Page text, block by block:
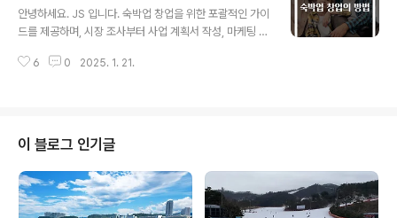
할 수 있는 장점이 있습니다. 이 글에서는 중소형 호텔 창업
에 대한 자세한 지침을 제공하며, 성공적인 호텔을 운영하
단계는 시장 조사를 통해 목표 고객층과 그들의 요구를 이
안녕하세요. JS 입니다. 숙박업 창업을 위한 포괄적인 가이
드를 제공하며, 시장 조사부터 사업 계획서 작성, 마케팅 전
기숙박업 창업을 고려하는 데 있어 가장 먼저 알아야 할 것
고객의 기대를 초과해야 하며, 이는 고객의 재방문을 유도
하는 중요한 요소가 됩니다. 예를 들어, 고급 호텔의 경우
고급스러운 인테리어와 개인 맞춤형 서비스를 제공하여 고
객에게 잊지 못할 경험을 선사합니다. 이런 경험은 고객이
해당 호텔을 다시 선택하게 만드는 중요한 요인입니다. 숙
6 0 2025. 1. 21.
이 블로그 인기글